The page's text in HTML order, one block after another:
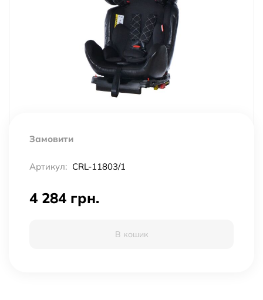
Замовити
Артикул: CRL-11803/1
4 284 грн.
В кошик